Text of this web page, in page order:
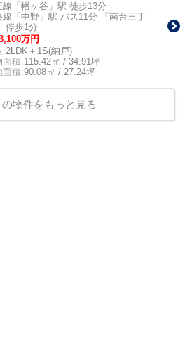
線「幡ヶ谷」駅 徒歩13分
線「中野」駅 バス11分 「南台三丁
停歩1分
万円
:2LDK＋1S(納戸)
面積:115.42㎡ / 34.91坪
面積:90.08㎡ / 27.24坪
物件をもっと見る